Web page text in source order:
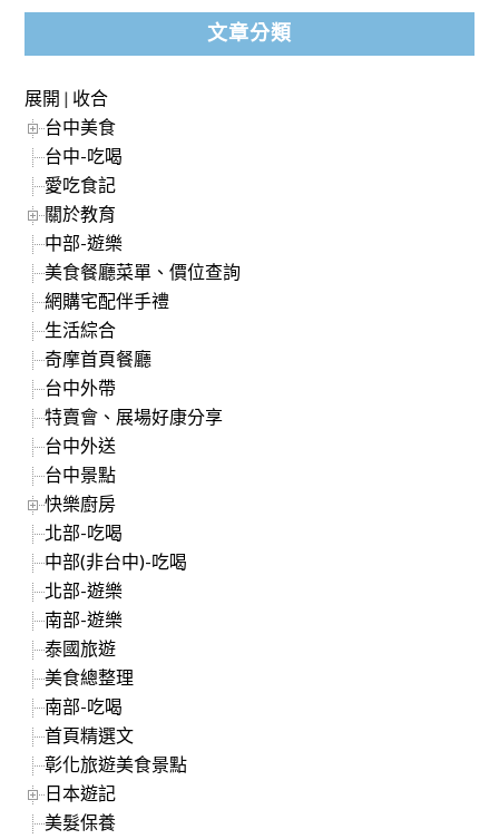
文章分類
展開 | 收合
台中美食
台中-吃喝
愛吃食記
關於教育
中部-遊樂
美食餐廳菜單、價位查詢
網購宅配伴手禮
生活綜合
奇摩首頁餐廳
台中外帶
特賣會、展場好康分享
台中外送
台中景點
快樂廚房
北部-吃喝
中部(非台中)-吃喝
北部-遊樂
南部-遊樂
泰國旅遊
美食總整理
南部-吃喝
首頁精選文
彰化旅遊美食景點
日本遊記
美髮保養